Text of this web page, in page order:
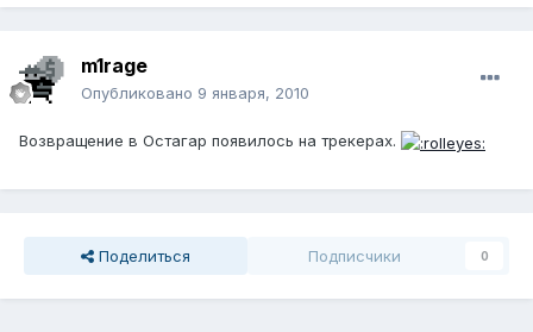
m1rage
Опубликовано 9 января, 2010
Возвращение в Остагар появилось на трекерах.
Поделиться Подписчики 0